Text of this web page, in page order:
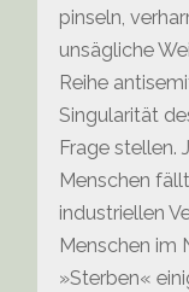
pinseln,
unsägliche
Reihe
Singularität
Frage stellen.
Menschen
industriellen
Menschen im
»Sterben«